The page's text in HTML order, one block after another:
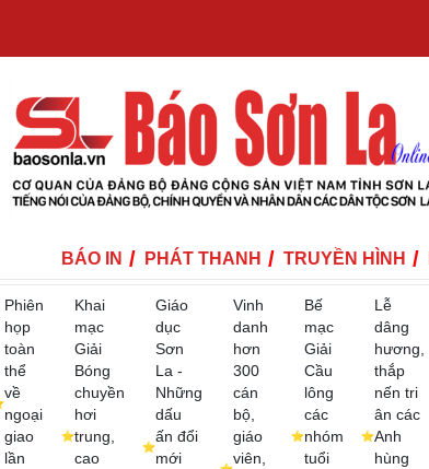
BÁO IN PHÁT THANH TRUYỀN HÌNH
Phiên
họp
toàn
thể
về
ngoại
giao
lần
Khai
mạc
Giải
Bóng
chuyền
hơi
trung,
cao
Giáo
dục
Sơn
La -
Những
dấu
ấn đổi
mới
Vinh
danh
hơn
300
cán
bộ,
giáo
viên,
Bế
mạc
Giải
Cầu
lông
các
nhóm
tuổi
Lễ
dâng
hương,
thắp
nến tri
ân các
Anh
hùng